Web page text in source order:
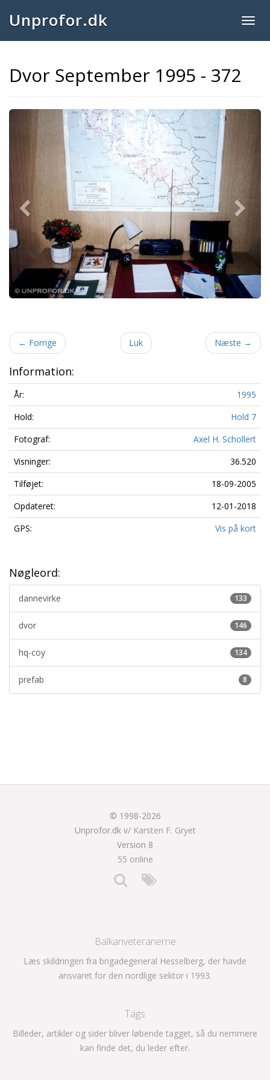
Unprofor.dk
Dvor September 1995 - 372
Previous Next
← Forrige Luk Næste →
Information:
År:
1995
Hold:
Hold 7
Fotograf:
Axel H. Schollert
Visninger:
36.520
Tilføjet:
18-09-2005
Opdateret:
12-01-2018
GPS:
Vis på kort
Nøgleord:
133
dannevirke
146
dvor
134
hq-coy
8
prefab
© 1998-2026
Unprofor.dk v/ Karsten F. Gryet
Version 8
55 online
Balkanveteranerne
Læs skildringen fra brigadegeneral Hesselberg, der havde
ansvaret for den nordlige sektor i 1993.
Tags
Billeder, artikler og sider bliver løbende tagget, så du nemmere
kan finde det, du leder efter.